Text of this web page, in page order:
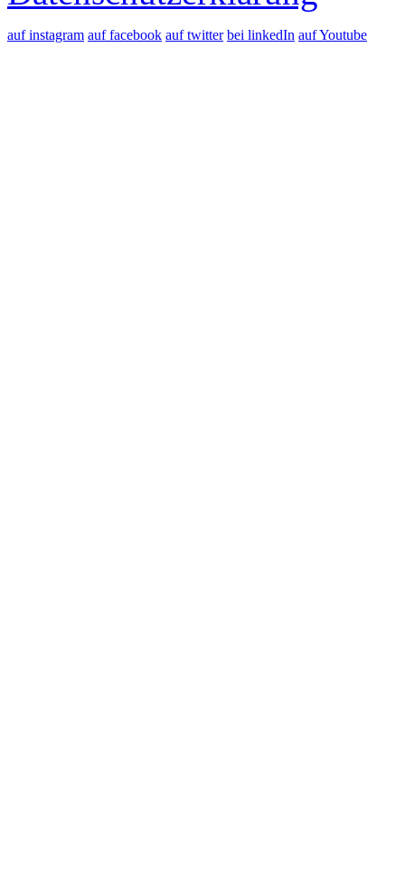
auf instagram auf facebook auf twitter bei linkedIn auf Youtube